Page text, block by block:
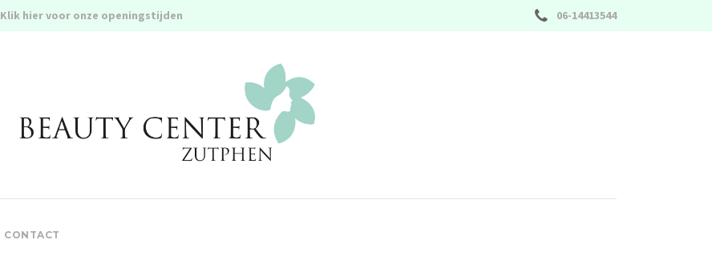
Klik hier voor onze openingstijden 06-14413544
CONTACT